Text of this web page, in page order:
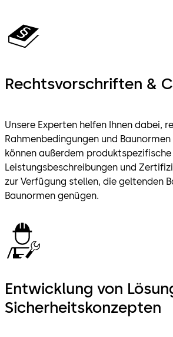
Rechtsvorschriften &
Unsere Experten helfen Ihnen dabei,
Rahmenbedingungen und
können außerdem produktspezifische
Leistungsbeschreibungen und
zur Verfügung stellen, die geltenden
Baunormen genügen.
Entwicklung von
Sicherheitskonzepten